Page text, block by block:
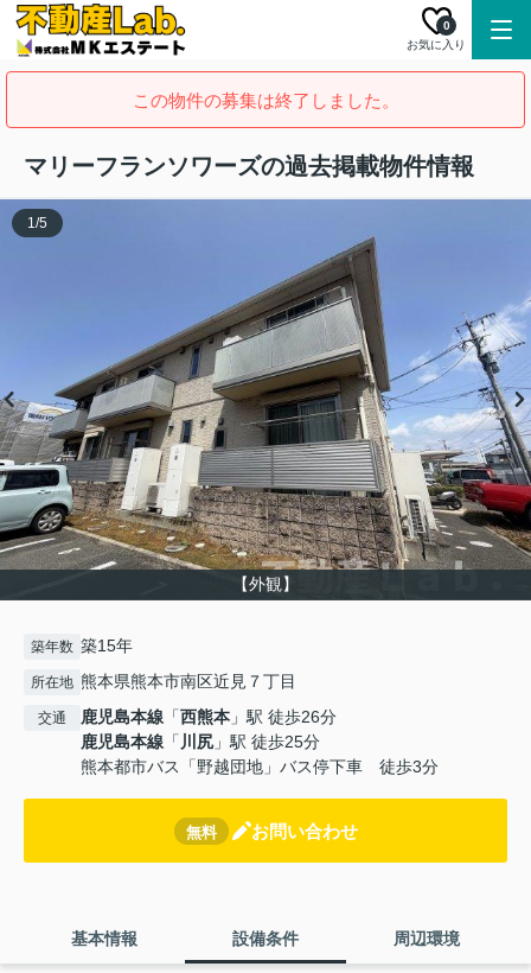
お気に入り
0
この物件の募集は終了しました。
マリーフランソワーズの過去掲載物件情報
【外観】
1/5
築年数 築15年
所在地 熊本県熊本市南区近見７丁目
交通 鹿児島本線 「西熊本 」駅 徒歩26分
鹿児島本線 「 川尻 」駅 徒歩25分
熊本都市バス「野越団地」バス停下車 徒歩3分
無料 お問い合わせ
基本情報 設備条件 周辺環境